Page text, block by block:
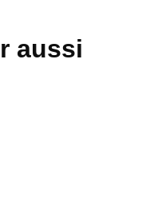
aussi